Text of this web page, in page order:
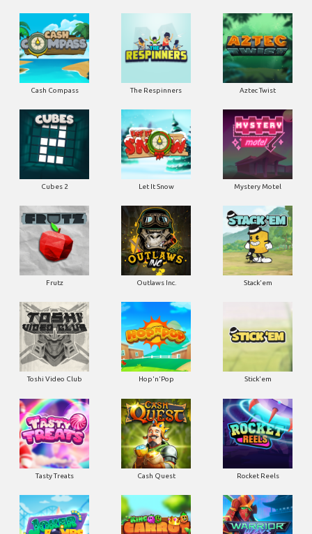
Cash Compass The Respinners Aztec Twist
Cubes 2 Let It Snow Mystery Motel
Frutz Outlaws Inc. Stack'em
Toshi Video Club Hop'n'Pop Stick'em
Tasty Treats Cash Quest Rocket Reels